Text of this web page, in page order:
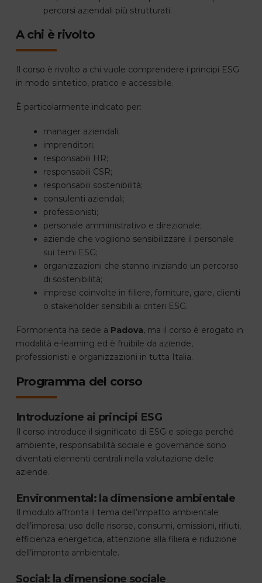
percorsi aziendali più strutturati.
A chi è rivolto
Il corso è rivolto a chi vuole comprendere i principi ESG
in modo sintetico, pratico e accessibile.
È particolarmente indicato per:
manager aziendali;
imprenditori;
responsabili HR;
responsabili CSR;
responsabili sostenibilità;
consulenti aziendali;
professionisti;
personale amministrativo e direzionale;
aziende che vogliono sensibilizzare il personale
sui temi ESG;
organizzazioni che stanno iniziando un percorso
di sostenibilità;
imprese coinvolte in filiere, forniture, gare, clienti
o stakeholder sensibili ai criteri ESG.
Formorienta ha sede a Padova, ma il corso è erogato in
modalità e-learning ed è fruibile da aziende,
professionisti e organizzazioni in tutta Italia.
Programma del corso
Introduzione ai principi ESG
Il corso introduce il significato di ESG e spiega perché
ambiente, responsabilità sociale e governance sono
diventati elementi centrali nella valutazione delle
aziende.
Environmental: la dimensione ambientale
Il modulo affronta il tema dell’impatto ambientale
dell’impresa: uso delle risorse, consumi, emissioni, rifiuti,
efficienza energetica, attenzione alla filiera e riduzione
dell’impronta ambientale.
Social: la dimensione sociale